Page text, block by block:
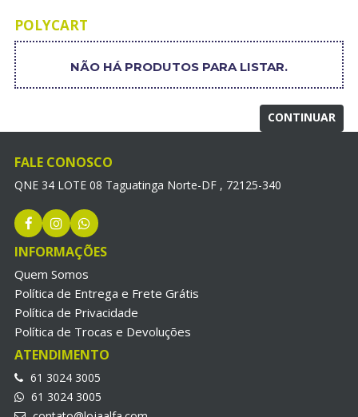
POLYCART
NÃO HÁ PRODUTOS PARA LISTAR.
CONTINUAR
FALE CONOSCO
QNE 34 LOTE 08 Taguatinga Norte-DF , 72125-340
INFORMAÇÕES
Quem Somos
Política de Entrega e Frete Grátis
Política de Privacidade
Política de Trocas e Devoluções
ATENDIMENTO
61 3024 3005
61 3024 3005